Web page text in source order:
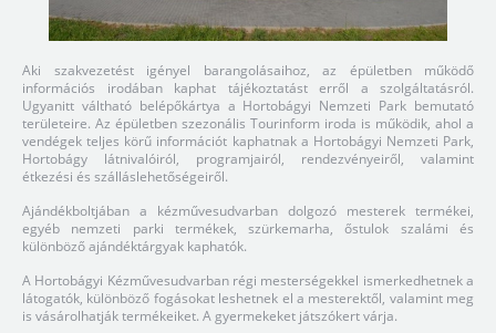
Aki szakvezetést igényel barangolásaihoz, az épületben működő
információs irodában kaphat tájékoztatást erről a szolgáltatásról.
Ugyanitt váltható belépőkártya a Hortobágyi Nemzeti Park bemutató
területeire. Az épületben szezonális Tourinform iroda is működik, ahol a
vendégek teljes körű információt kaphatnak a Hortobágyi Nemzeti Park,
Hortobágy látnivalóiról, programjairól, rendezvényeiről, valamint
étkezési és szálláslehetőségeiről.
Ajándékboltjában a kézművesudvarban dolgozó mesterek termékei,
egyéb nemzeti parki termékek, szürkemarha, őstulok szalámi és
különböző ajándéktárgyak kaphatók.
A Hortobágyi Kézművesudvarban régi mesterségekkel ismerkedhetnek a
látogatók, különböző fogásokat leshetnek el a mesterektől, valamint meg
is vásárolhatják termékeiket. A gyermekeket játszókert várja.